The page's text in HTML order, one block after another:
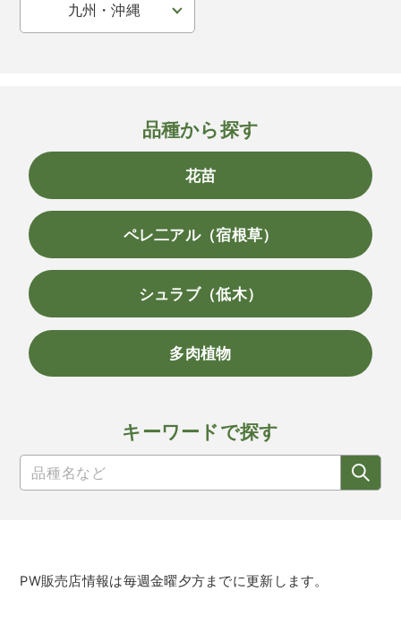
九州・沖縄
品種から探す
花苗
ペレ二アル（宿根草）
シュラブ（低木）
多肉植物
キーワードで探す
PW販売店情報は毎週金曜夕方までに更新します。